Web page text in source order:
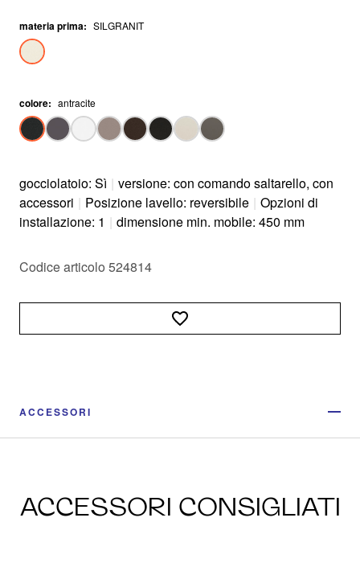
installazione sotto finestra
materia prima: SILGRANIT
colore: antracite
gocciolatoio: Sì | versione: con comando saltarello, con
accessori | Posizione lavello: reversibile | Opzioni di
installazione: 1 | dimensione min. mobile: 450 mm
Codice articolo 524814
ACCESSORI
ACCESSORI CONSIGLIATI